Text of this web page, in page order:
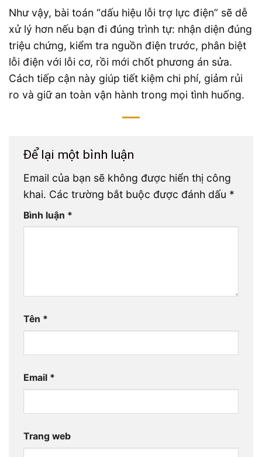
Như vậy, bài toán “dấu hiệu lỗi trợ lực điện” sẽ dễ
xử lý hơn nếu bạn đi đúng trình tự: nhận diện đúng
triệu chứng, kiểm tra nguồn điện trước, phân biệt
lỗi điện với lỗi cơ, rồi mới chốt phương án sửa.
Cách tiếp cận này giúp tiết kiệm chi phí, giảm rủi
ro và giữ an toàn vận hành trong mọi tình huống.
Để lại một bình luận
Email của bạn sẽ không được hiển thị công
khai. Các trường bắt buộc được đánh dấu *
Bình luận *
Tên *
Email *
Trang web